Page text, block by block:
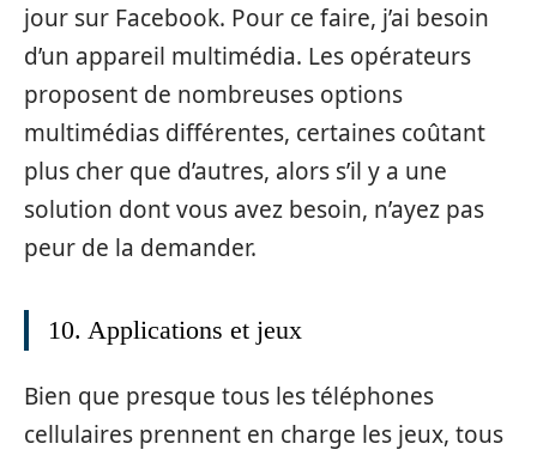
jour sur Facebook. Pour ce faire, j’ai besoin
d’un appareil multimédia. Les opérateurs
proposent de nombreuses options
multimédias différentes, certaines coûtant
plus cher que d’autres, alors s’il y a une
solution dont vous avez besoin, n’ayez pas
peur de la demander.
10. Applications et jeux
Bien que presque tous les téléphones
cellulaires prennent en charge les jeux, tous